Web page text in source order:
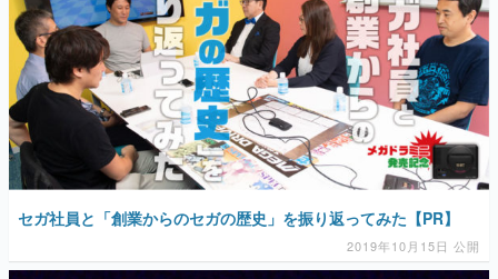
セガ社員と「創業からのセガの歴史」を振り返ってみた【PR】
2019年10月15日 公開